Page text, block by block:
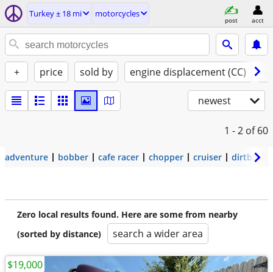
Turkey ± 18 mi motorcycles
post acct
+ price sold by engine displacement (CC)
newest
1 - 2 of 60
adventure bobber cafe racer chopper cruiser dirtbike
Zero local results found. Here are some from nearby
(sorted by distance)
search a wider area
$19,000